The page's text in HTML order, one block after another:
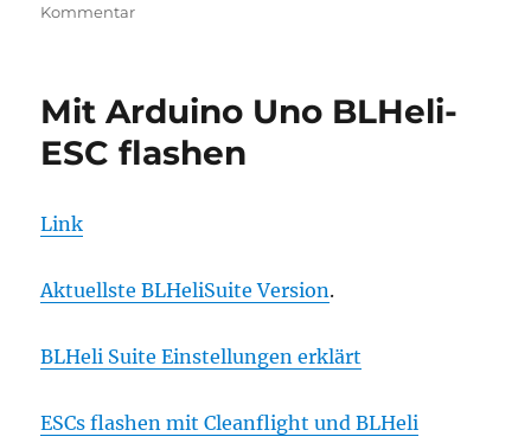
am
Kommentarzu
Mit Arduino Uno BLHeli-
ESC flashen
Link
Aktuellste BLHeliSuite Version.
BLHeli Suite Einstellungen erklärt
ESCs flashen mit Cleanflight und BLHeli